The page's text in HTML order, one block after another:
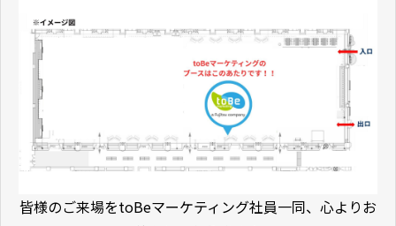
皆様のご来場をtoBeマーケティング社員一同、心よりお